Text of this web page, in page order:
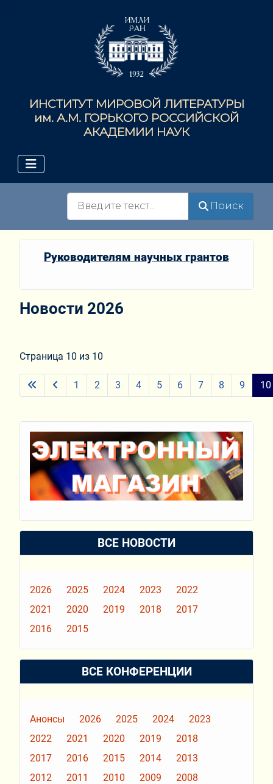
ИНСТИТУТ МИРОВОЙ ЛИТЕРАТУРЫ
им. А.М. ГОРЬКОГО РОССИЙСКОЙ
АКАДЕМИИ НАУК
Поиск
Руководителям научных грантов
Новости 2026
Страница 10 из 10
1 2 3 4 5 6 7 8 9 10
ВСЕ НОВОСТИ
2026 2025 2024 2023
2022
2021
2020 2019 2018
2017
2016
2015
ВСЕ КОНФЕРЕНЦИИ
Анонсы 2026 2025 2024
2023
2022
2021 2020 2019
2018
2017
2016 2015 2014
2013
2012
2011 2010 2009
2008